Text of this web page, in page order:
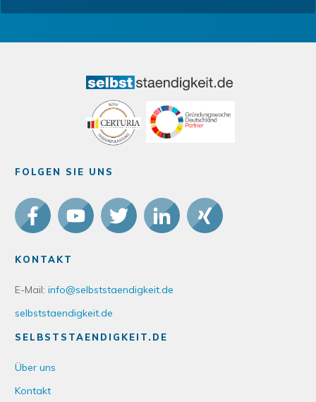
FOLGEN SIE UNS
KONTAKT
E-Mail: info@selbststaendigkeit.de
selbststaendigkeit.de
SELBSTSTAENDIGKEIT.DE
Über uns
Kontakt